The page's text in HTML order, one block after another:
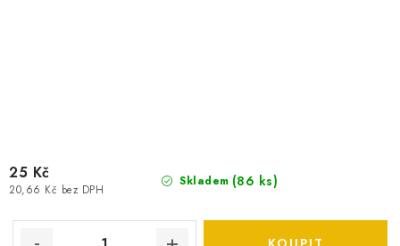
Skladem (86 ks)
20,66 Kč bez DPH
25 Kč